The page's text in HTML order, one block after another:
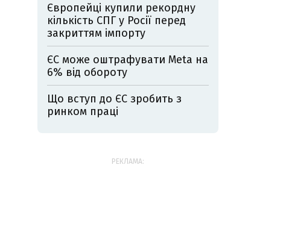
Європейці купили рекордну
кількість СПГ у Росії перед
закриттям імпорту
ЄС може оштрафувати Meta на
6% від обороту
Що вступ до ЄС зробить з
ринком праці
РЕКЛАМА: